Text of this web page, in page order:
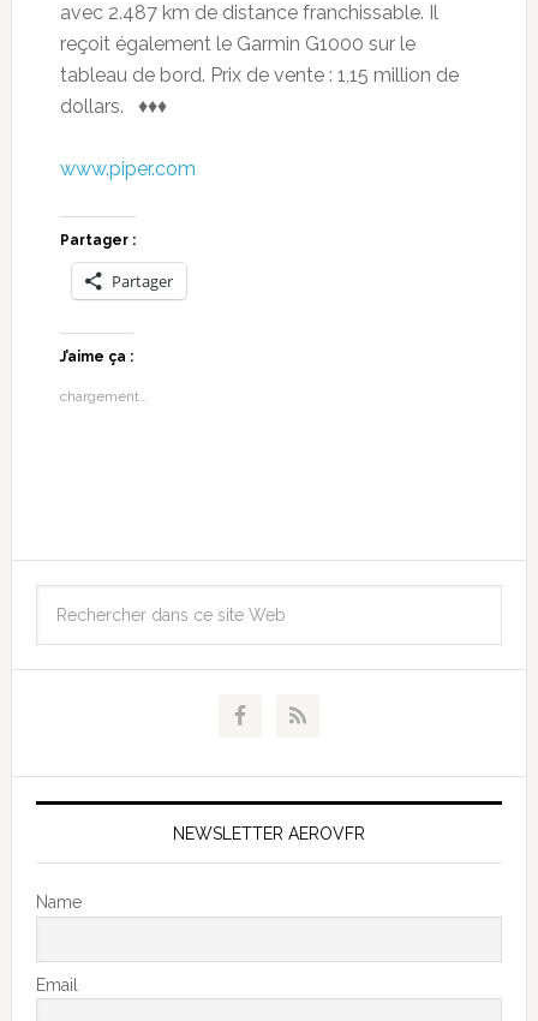
avec 2.487 km de distance franchissable. Il
reçoit également le Garmin G1000 sur le
tableau de bord. Prix de vente : 1,15 million de
dollars. ♦♦♦
www.piper.com
Partager :
Partager
J’aime ça :
chargement…
NEWSLETTER AEROVFR
Name
Email